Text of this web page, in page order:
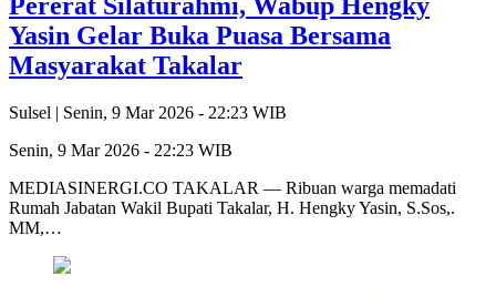
Pererat Silaturahmi, Wabup Hengky
Yasin Gelar Buka Puasa Bersama
Masyarakat Takalar
Sulsel | Senin, 9 Mar 2026 - 22:23 WIB
Senin, 9 Mar 2026 - 22:23 WIB
MEDIASINERGI.CO TAKALAR — Ribuan warga memadati
Rumah Jabatan Wakil Bupati Takalar, H. Hengky Yasin, S.Sos,.
MM,…